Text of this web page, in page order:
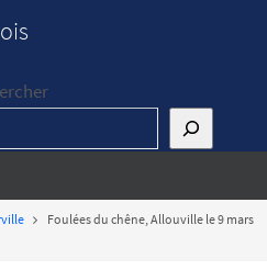
Foulées du chêne, Allouville le 9 mars